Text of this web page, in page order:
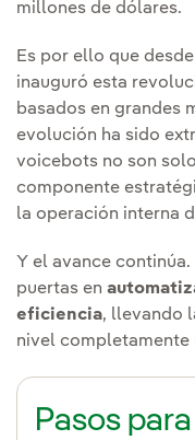
millones de dólares.
Es por ello que
inauguró esta
basados en grandes
evolución ha sido
voicebots no son
componente
la operación interna
Y el avance continúa.
puertas en
eficiencia, llevando
nivel completamente
Pasos